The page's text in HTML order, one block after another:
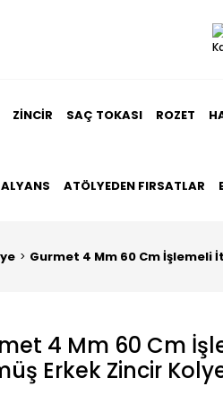
ZINCIR SAÇ TOKASI ROZET
ALYANS ATÖLYEDEN FIRSATLAR
Gurmet 4 Mm 60 Cm İşlemeli
4 Mm 60 Cm
Erkek Zincir